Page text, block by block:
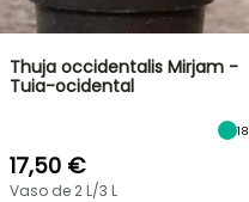
Thuja occidentalis Mirjam -
Tuia-ocidental
18
17,50 €
Vaso de 2 L/3 L